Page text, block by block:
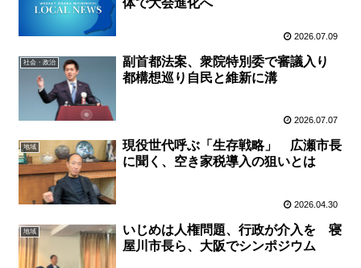
体で大会進化へ
2026.07.09
社会・政治
副首都法案、衆院特別委で審議入り
都構想巡り自民と維新に溝
2026.07.07
地域
現役世代呼ぶ「生存戦略」 広瀬市長
に聞く、空き家税導入の狙いとは
2026.04.30
地域
いじめは人権問題、行政が介入を 寝
屋川市長ら、大阪でシンポジウム